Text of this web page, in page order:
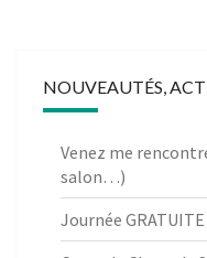
NOUVEAUTÉS,
Venez me
salon…)
Journée